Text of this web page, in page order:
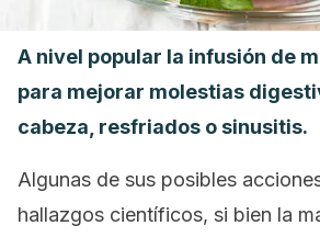
A nivel popular la infusión de
para mejorar molestias
cabeza, resfriados o sinusitis.
Algunas de sus posibles
hallazgos científicos, si bien la